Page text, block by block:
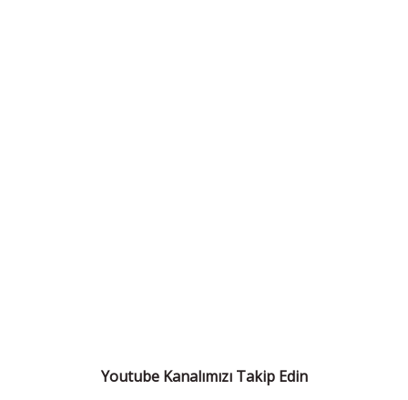
Youtube Kanalımızı Takip Edin